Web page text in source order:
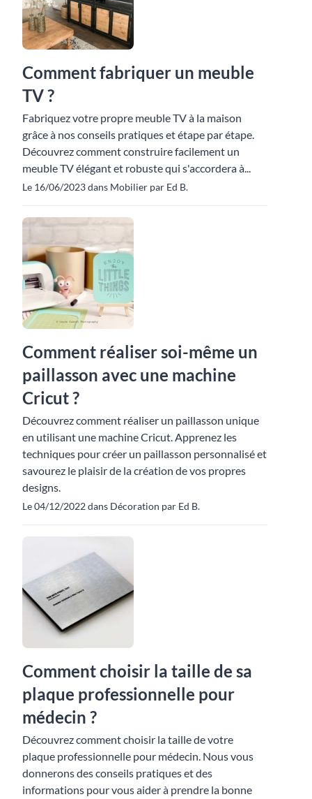
Comment fabriquer un meuble
TV ?
Fabriquez votre propre meuble TV à la maison
grâce à nos conseils pratiques et étape par étape.
Découvrez comment construire facilement un
meuble TV élégant et robuste qui s'accordera à...
Le 16/06/2023 dans Mobilier par Ed B.
Comment réaliser soi-même un
paillasson avec une machine
Cricut ?
Découvrez comment réaliser un paillasson unique
en utilisant une machine Cricut. Apprenez les
techniques pour créer un paillasson personnalisé et
savourez le plaisir de la création de vos propres
designs.
Le 04/12/2022 dans Décoration par Ed B.
Comment choisir la taille de sa
plaque professionnelle pour
médecin ?
Découvrez comment choisir la taille de votre
plaque professionnelle pour médecin. Nous vous
donnerons des conseils pratiques et des
informations pour vous aider à prendre la bonne